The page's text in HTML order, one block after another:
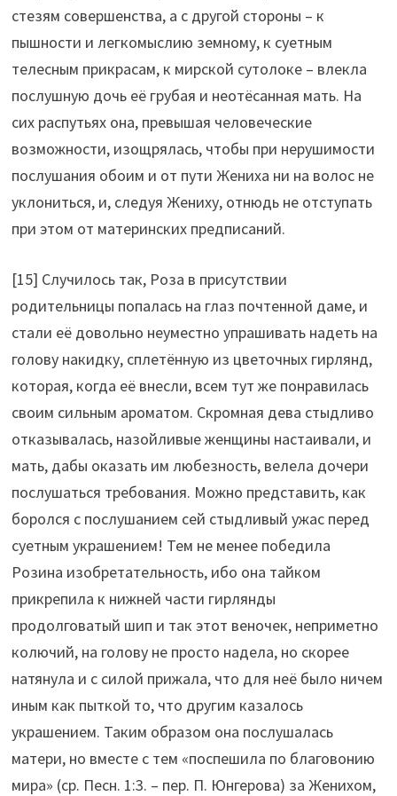
стезям совершенства, а с другой стороны – к
пышности и легкомыслию земному, к суетным
телесным прикрасам, к мирской сутолоке – влекла
послушную дочь её грубая и неотёсанная мать. На
сих распутьях она, превышая человеческие
возможности, изощрялась, чтобы при нерушимости
послушания обоим и от пути Жениха ни на волос не
уклониться, и, следуя Жениху, отнюдь не отступать
при этом от материнских предписаний.
[15] Случилось так, Роза в присутствии
родительницы попалась на глаз почтенной даме, и
стали её довольно неуместно упрашивать надеть на
голову накидку, сплетённую из цветочных гирлянд,
которая, когда её внесли, всем тут же понравилась
своим сильным ароматом. Скромная дева стыдливо
отказывалась, назойливые женщины настаивали, и
мать, дабы оказать им любезность, велела дочери
послушаться требования. Можно представить, как
боролся с послушанием сей стыдливый ужас перед
суетным украшением! Тем не менее победила
Розина изобретательность, ибо она тайком
прикрепила к нижней части гирлянды
продолговатый шип и так этот веночек, неприметно
колючий, на голову не просто надела, но скорее
натянула и с силой прижала, что для неё было ничем
иным как пыткой то, что другим казалось
украшением. Таким образом она послушалась
матери, но вместе с тем «поспешила по благовонию
мира» (ср. Песн. 1:3. – пер. П. Юнгерова) за Женихом,